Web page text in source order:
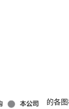
的各